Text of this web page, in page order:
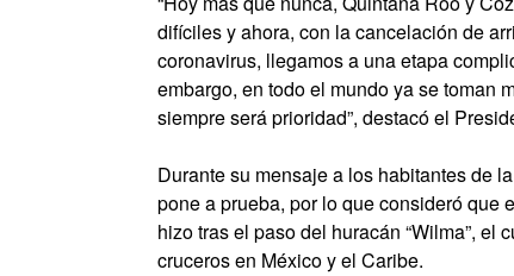
difíciles y ahora, con la cancelación de
coronavirus, llegamos a una etapa
embargo, en todo el mundo ya se toman
siempre será prioridad”, destacó el
Durante su mensaje a los habitantes de
pone a prueba, por lo que consideró que
hizo tras el paso del huracán “Wilma”,
cruceros en México y el Caribe.